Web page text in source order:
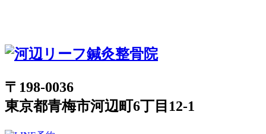
〒198-0036
東京都青梅市河辺町6丁目12-1